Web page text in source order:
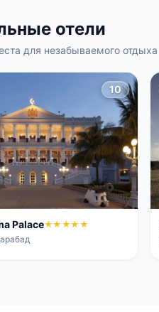
отели
для незабываемого отдыха
10
Palace★★★★★